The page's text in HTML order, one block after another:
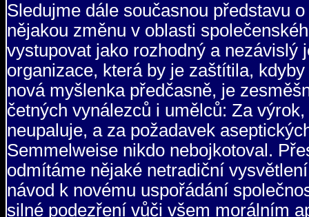
Sledujme dále současnou představu
nějakou změnu v oblasti
vystupovat jako rozhodný a nezávislý
organizace, která by je zaštítila,
nová myšlenka předčasně, je
četných vynálezců i umělců: Za
neupaluje, a za požadavek
Semmelweise nikdo nebojkotoval.
odmítáme nějaké netradiční
návod k novému uspořádání
silné podezření vůči všem morálním